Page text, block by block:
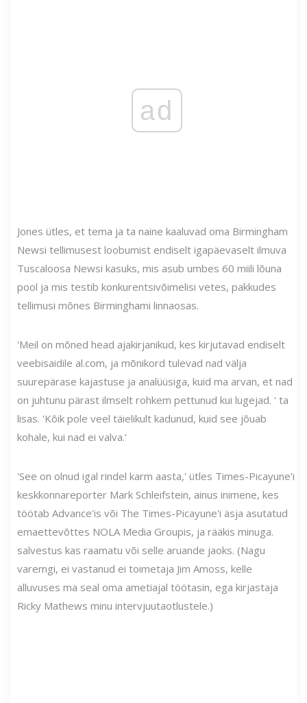
ad
Jones ütles, et tema ja ta naine kaaluvad oma Birmingham
Newsi tellimusest loobumist endiselt igapäevaselt ilmuva
Tuscaloosa Newsi kasuks, mis asub umbes 60 miili lõuna
pool ja mis testib konkurentsivõimelisi vetes, pakkudes
tellimusi mõnes Birminghami linnaosas.
'Meil on mõned head ajakirjanikud, kes kirjutavad endiselt
veebisaidile al.com, ja mõnikord tulevad nad välja
suurepärase kajastuse ja analüüsiga, kuid ma arvan, et nad
on juhtunu pärast ilmselt rohkem pettunud kui lugejad. ' ta
lisas. 'Kõik pole veel täielikult kadunud, kuid see jõuab
kohale, kui nad ei valva.'
'See on olnud igal rindel karm aasta,' ütles Times-Picayune'i
keskkonnareporter Mark Schleifstein, ainus inimene, kes
töötab Advance'is või The Times-Picayune'i äsja asutatud
emaettevõttes NOLA Media Groupis, ja rääkis minuga.
salvestus kas raamatu või selle aruande jaoks. (Nagu
varemgi, ei vastanud ei toimetaja Jim Amoss, kelle
alluvuses ma seal oma ametiajal töötasin, ega kirjastaja
Ricky Mathews minu intervjuutaotlustele.)